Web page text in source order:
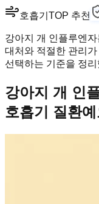
호흡기 TOP 추천
강아지 개 인플루엔
대처와 적절한 관리
선택하는 기준을 정
강아지 개 인
호흡기 질환